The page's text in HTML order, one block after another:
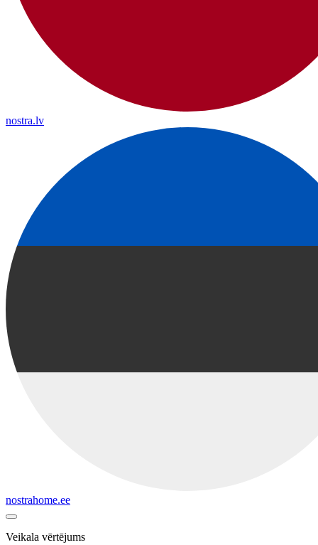
nostra.lv
nostrahome.ee
Veikala vērtējums